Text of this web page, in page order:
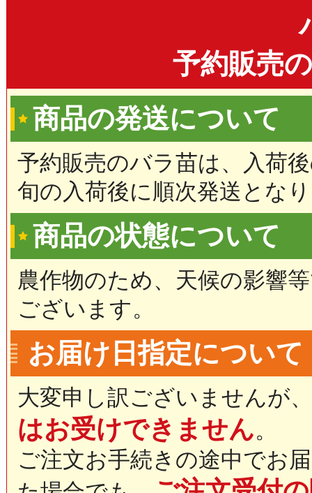
予約販売
商品の発送について
予約販売のバラ苗は、入荷
旬の入荷後に順次発送とな
商品の状態について
農作物のため、天候の影響
ございます。
お届け日指定について
大変申し訳ございませんが、
はお受けできません。
ご注文お手続きの途中でお